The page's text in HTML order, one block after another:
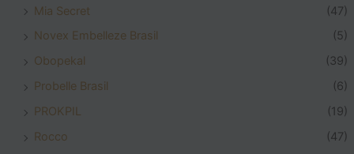
Mia Secret
(47)
Novex Embelleze Brasil
(5)
Obopekal
(39)
Probelle Brasil
(6)
PROKPIL
(19)
Rocco
(47)